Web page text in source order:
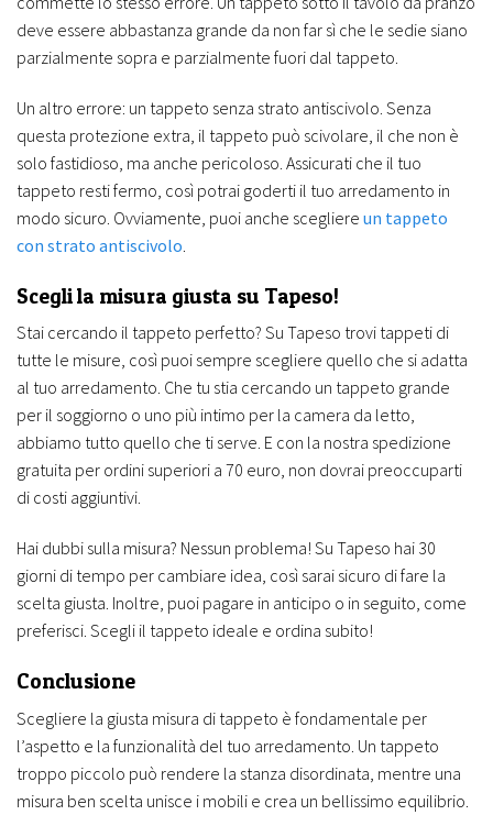
deve essere abbastanza grande da non far sì che le sedie siano
parzialmente sopra e parzialmente fuori dal tappeto.
Un altro errore: un tappeto senza strato antiscivolo. Senza
questa protezione extra, il tappeto può scivolare, il che non è
solo fastidioso, ma anche pericoloso. Assicurati che il tuo
tappeto resti fermo, così potrai goderti il tuo arredamento in
modo sicuro. Ovviamente, puoi anche scegliere un tappeto
con strato antiscivolo
Scegli la misura giusta su Tapeso!
Stai cercando il tappeto perfetto? Su Tapeso trovi tappeti di
tutte le misure, così puoi sempre scegliere quello che si adatta
al tuo arredamento. Che tu stia cercando un tappeto grande
per il soggiorno o uno più intimo per la camera da letto,
abbiamo tutto quello che ti serve. E con la nostra spedizione
gratuita per ordini superiori a 70 euro, non dovrai preoccuparti
di costi aggiuntivi.
Hai dubbi sulla misura? Nessun problema! Su Tapeso hai 30
giorni di tempo per cambiare idea, così sarai sicuro di fare la
scelta giusta. Inoltre, puoi pagare in anticipo o in seguito, come
preferisci. Scegli il tappeto ideale e ordina subito!
Conclusione
Scegliere la giusta misura di tappeto è fondamentale per
l’aspetto e la funzionalità del tuo arredamento. Un tappeto
troppo piccolo può rendere la stanza disordinata, mentre una
misura ben scelta unisce i mobili e crea un bellissimo equilibrio.